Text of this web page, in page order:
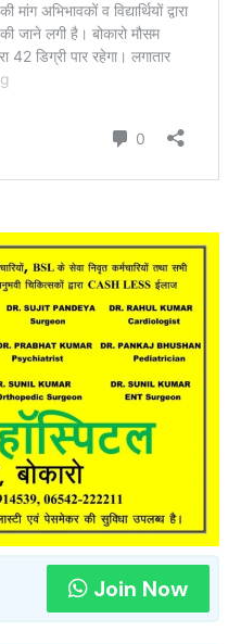
Join Now